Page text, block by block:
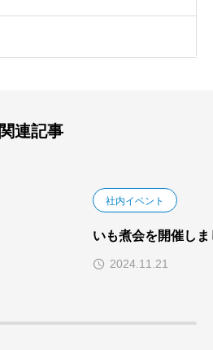
関連記事
社内イベント
いも煮会を開催しま
2024.11.21